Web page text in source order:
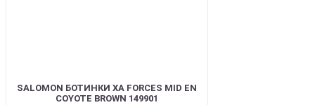
SALOMON БОТИНКИ XA FORCES MID EN
COYOTE BROWN 149901